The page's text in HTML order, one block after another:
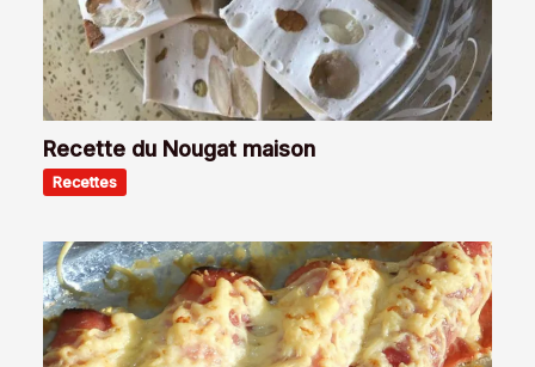
Recette du Nougat maison
Recettes